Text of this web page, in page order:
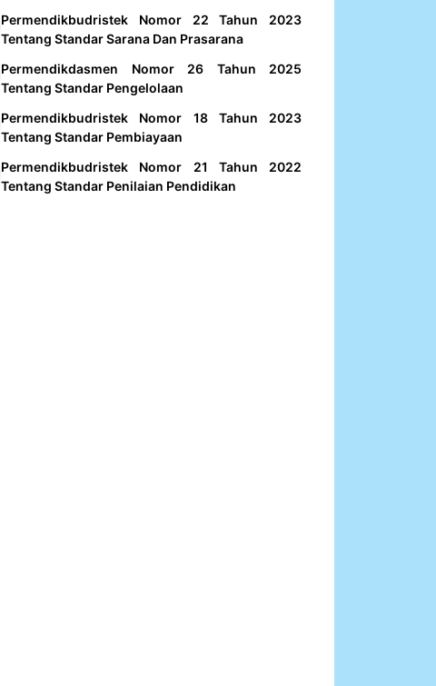
Permendikbudristek Nomor 22 Tahun 2023
Tentang Standar Sarana Dan Prasarana
Permendikdasmen Nomor 26 Tahun 2025
Tentang Standar Pengelolaan
Permendikbudristek Nomor 18 Tahun 2023
Tentang Standar Pembiayaan
Permendikbudristek Nomor 21 Tahun 2022
Tentang Standar Penilaian Pendidikan